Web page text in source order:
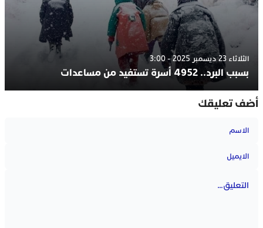
الثلاثاء 23 ديسمبر 2025 - 3:00
بسبب البرد.. 4952 أسرة تستفيد من مساعدات
أضف تعليقك